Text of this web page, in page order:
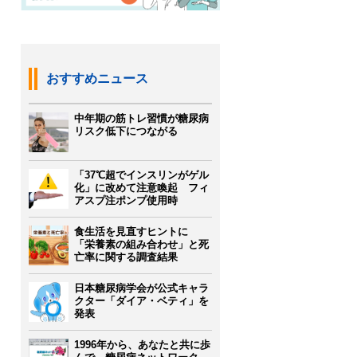
おすすめニュース
中年期の筋トレ習慣が糖尿病
リスク低下につながる
「37℃超でインスリンがゲル
化」に改めて注意喚起 フィ
アスプ注ポンプ使用時
食生活を見直すヒントに
「栄養素の組み合わせ」と死
亡率に関する調査結果
日本糖尿病学会が公式キャラ
クター「ダイア・ベティ」を
発表
1996年から、あなたと共に歩